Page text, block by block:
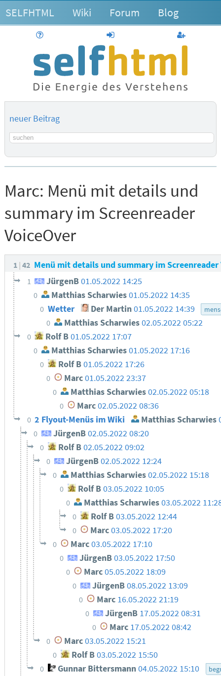
SELFHTML Wiki Forum Blog
anmelden
neuer Beitrag
Suchbegriff
Marc: Menü mit details und
summary im Screenreader
VoiceOver
1 42 Menü mit details und summary im
1 JürgenB 01.05.2022 14:25
0 Matthias Scharwies 01.05.2022 14:35
0 Wetter Der Martin 01.05.2022 14:39
0 Matthias Scharwies02.05.2022 05:22
0 Rolf B01.05.2022 17:07
0 Matthias Scharwies 01.05.2022 17:16
0 Rolf B 01.05.2022 17:26
0 Marc01.05.2022 23:37
0 Matthias Scharwies02.05.2022 05:18
0 Marc02.05.2022 08:36
0 2 Flyout-Menüs im Wiki Matthias Scharwies
0 JürgenB02.05.2022 08:20
0 Rolf B 02.05.2022 09:02
0 JürgenB02.05.2022 12:24
0 Matthias Scharwies02.05.2022 15:18
0 Rolf B03.05.2022 10:05
0 Matthias Scharwies 03.05.2022
0 Rolf B 03.05.2022 12:44
0 Marc03.05.2022 17:20
0 Marc03.05.2022 17:10
0 JürgenB 03.05.2022 17:50
0 Marc 05.05.2022 18:09
0 JürgenB08.05.2022 13:09
0 Marc 16.05.2022 21:19
0 JürgenB 17.05.2022 08:31
0 Marc 17.05.2022 08:42
0 Marc03.05.2022 15:21
0 Rolf B03.05.2022 15:50
0 Gunnar Bittersmann04.05.2022 15:10